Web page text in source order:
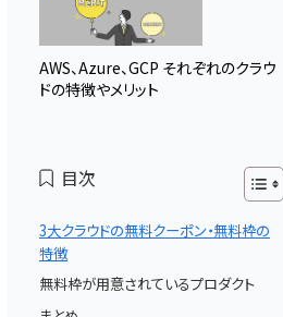
AWS、Azure、GCP それぞれのクラウ
ドの特徴やメリット
目次
3大クラウドの無料クーポン・無料枠の
特徴
無料枠が用意されているプロダクト